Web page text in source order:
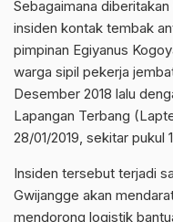
Sebagaimana
insiden kontak tembak
pimpinan Egiyanus
warga sipil pekerja
Desember 2018 lalu
Lapangan Terbang
28/01/2019, sekitar pukul
Insiden tersebut terjadi
Gwijangge akan
mendorong logistik